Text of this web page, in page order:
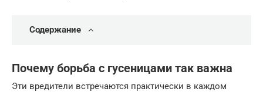
Содержание
Почему борьба с гусеницами так важна
Эти вредители встречаются практически в каждом